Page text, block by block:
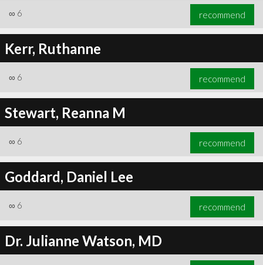
∞ 6 recommend
Kerr, Ruthanne
∞ 6 recommend
Stewart, Reanna M
∞ 6 recommend
Goddard, Daniel Lee
∞ 6 recommend
Dr. Julianne Watson, MD